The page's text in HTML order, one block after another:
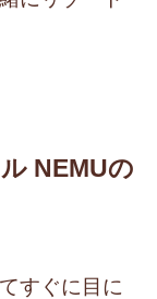
NEMUの
すぐに目に